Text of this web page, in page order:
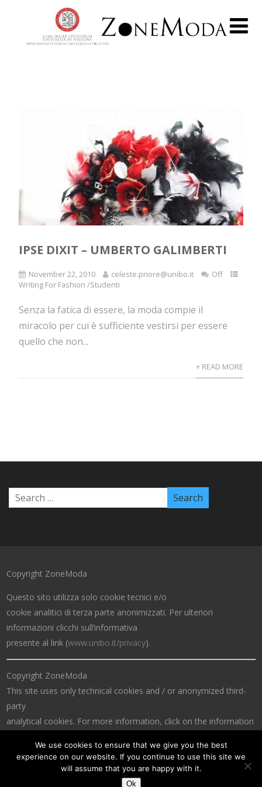
IPSE DIXIT – UMBERTO GALIMBERTI
November 22, 2010 celeste.priore@unibo.it
Off
Writing For Fashion /Studenti
Senza la fatica di essere, la moda compie il
miracolo per cui è sufficiente vestirsi per essere
quello che non...
+ READ MORE
Copyright ZoneModa
Questo sito utilizza solo cookie tecnici e/o
cookie analitici di terza parte anonimizzati. Per ulteriori
informazioni clicchi sull’informativa
presente al link (www.unibo.it/privacy).
Copyright ZoneModa
This site uses only technical cookies and / or anonymized third-
party
analytical cookies. For more information, click on the information
We use cookies to ensure that we give you the best
experience on our website. If you continue to use this site we
will assume that you are happy with it.
Ok